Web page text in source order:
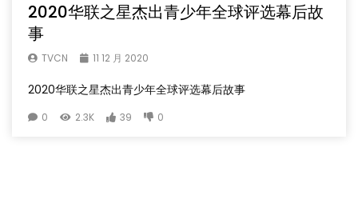
2020华联之星杰出青少年全球评选幕后故
事
TVCN 11 12 月 2020
2020华联之星杰出青少年全球评选幕后故事
0 2.3K 39 0